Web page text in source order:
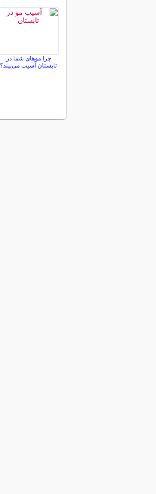
چرا موهای شما در
تابستان آسیب می‌بیند؟